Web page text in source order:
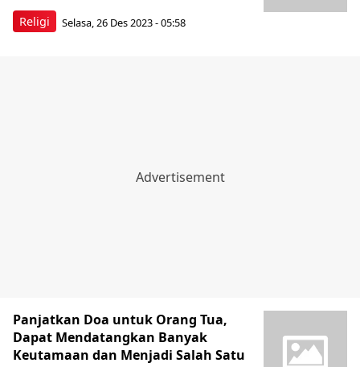
Religi Selasa, 26 Des 2023 - 05:58
Panjatkan Doa untuk Orang Tua,
Dapat Mendatangkan Banyak
Keutamaan dan Menjadi Salah Satu